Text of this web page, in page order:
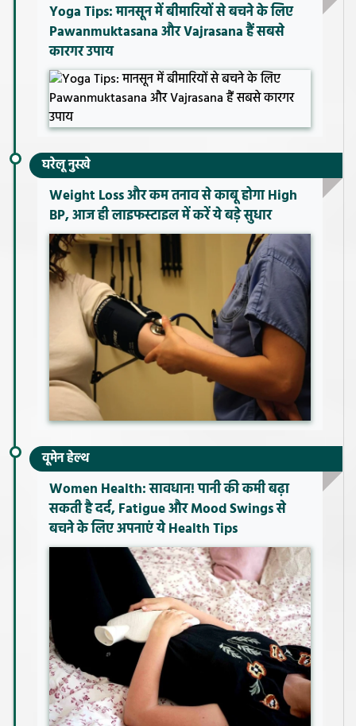
Yoga Tips: मानसून में बीमारियों से बचने के लिए
Pawanmuktasana और Vajrasana हैं सबसे
कारगर उपाय
घरेलू नुस्खे
Weight Loss और कम तनाव से काबू होगा High
BP, आज ही लाइफस्टाइल में करें ये बड़े सुधार
वूमेन हेल्थ
Women Health: सावधान! पानी की कमी बढ़ा
सकती है दर्द, Fatigue और Mood Swings से
बचने के लिए अपनाएं ये Health Tips